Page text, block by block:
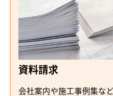
資料請求
会社案内や施工事例集な